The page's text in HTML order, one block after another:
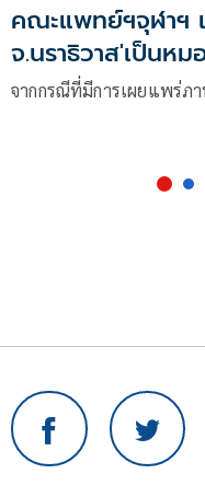
คณะแพทย์ฯจุฬาฯ
จ.นราธิวาส'เป็นห
จากกรณีที่มีการเผยแพร่ภ